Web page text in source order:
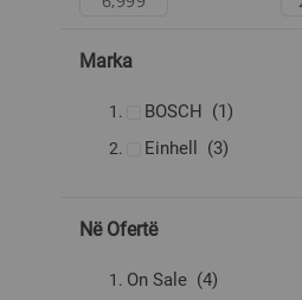
Marka
BOSCH 1produkt
Einhell
3produkte
Në Ofertë
On Sale 4produkte